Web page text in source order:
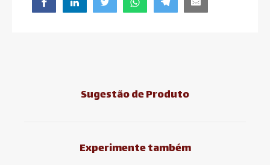
Sugestão de Produto
Experimente também